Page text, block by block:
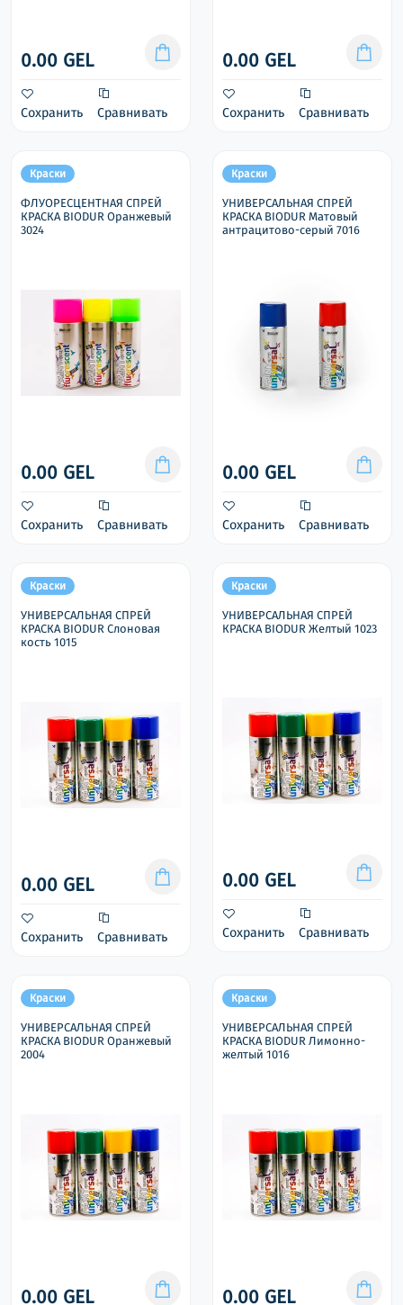
0.00 GEL
Сохранить Сравнивать
0.00 GEL
Сохранить Сравнивать
Краски
ФЛУОРЕСЦЕНТНАЯ СПРЕЙ
КРАСКА BIODUR Оранжевый
3024
0.00 GEL
Сохранить Сравнивать
Краски
УНИВЕРСАЛЬНАЯ СПРЕЙ
КРАСКА BIODUR Матовый
антрацитово-серый 7016
0.00 GEL
Сохранить Сравнивать
Краски
УНИВЕРСАЛЬНАЯ СПРЕЙ
КРАСКА BIODUR Слоновая
кость 1015
0.00 GEL
Сохранить Сравнивать
Краски
УНИВЕРСАЛЬНАЯ СПРЕЙ
КРАСКА BIODUR Желтый 1023
0.00 GEL
Сохранить Сравнивать
Краски
УНИВЕРСАЛЬНАЯ СПРЕЙ
КРАСКА BIODUR Оранжевый
2004
0.00 GEL
Краски
УНИВЕРСАЛЬНАЯ СПРЕЙ
КРАСКА BIODUR Лимонно-
желтый 1016
0.00 GEL